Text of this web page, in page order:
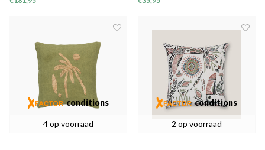
4 op voorraad
conditions
2 op voorraad
conditions